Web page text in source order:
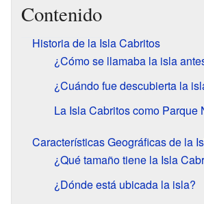
Contenido
Historia de la Isla Cabritos
¿Cómo se llamaba la isla
¿Cuándo fue descubierta la
La Isla Cabritos como Parque
Características Geográficas de la
¿Qué tamaño tiene la Isla
¿Dónde está ubicada la isla?